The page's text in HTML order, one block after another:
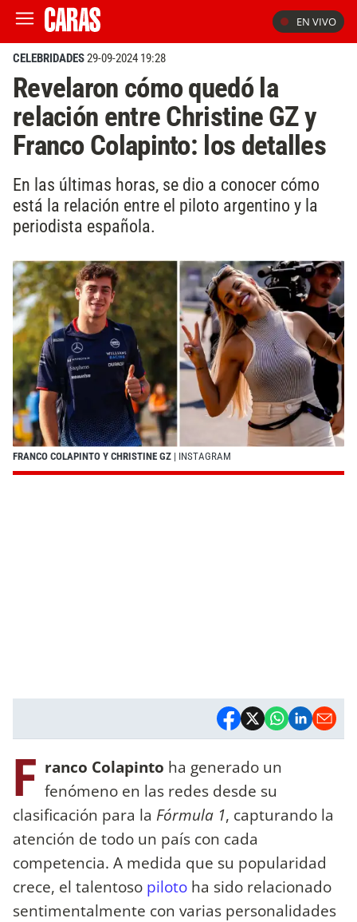
EN VIVO
CELEBRIDADES29-09-2024 19:28
Revelaron cómo quedó la
relación entre Christine GZ y
Franco Colapinto: los detalles
En las últimas horas, se dio a conocer cómo
está la relación entre el piloto argentino y la
periodista española.
FRANCO COLAPINTO Y CHRISTINE GZ | INSTAGRAM
F ranco Colapinto ha generado un
fenómeno en las redes desde su
clasificación para la Fórmula 1, capturando la
atención de todo un país con cada
competencia. A medida que su popularidad
crece, el talentoso piloto ha sido relacionado
sentimentalmente con varias personalidades